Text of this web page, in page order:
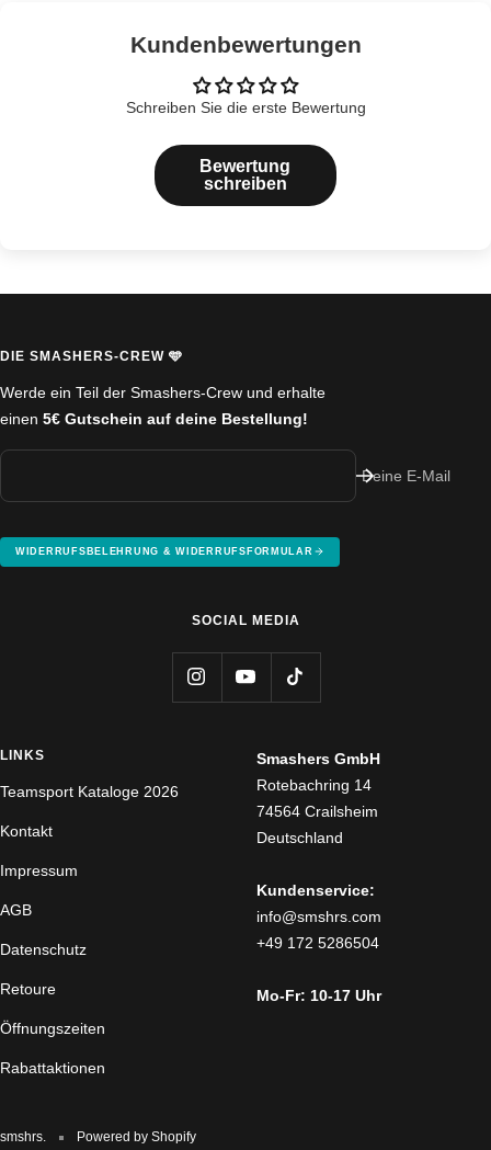
Kundenbewertungen
Schreiben Sie die erste Bewertung
Bewertung
schreiben
DIE SMASHERS-CREW 🩵
Werde ein Teil der Smashers-Crew und erhalte
einen 5€ Gutschein auf deine Bestellung!
Deine E-Mail
WIDERRUFSBELEHRUNG & WIDERRUFSFORMULAR
SOCIAL MEDIA
LINKS
Teamsport Kataloge 2026
Kontakt
Impressum
AGB
Datenschutz
Retoure
Öffnungszeiten
Rabattaktionen
Smashers GmbH
Rotebachring 14
74564 Crailsheim
Deutschland
Kundenservice:
info@smshrs.com
+49 172 5286504
Mo-Fr: 10-17 Uhr
smshrs. Powered by Shopify